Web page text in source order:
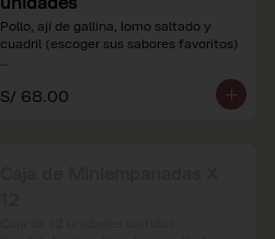
Pollo, ají de gallina, lomo saltado y
cuadril (escoger sus sabores favoritos)
*Nuestros precios están expresados en
soles e incluyen impuestos de ley y
S/ 68.00